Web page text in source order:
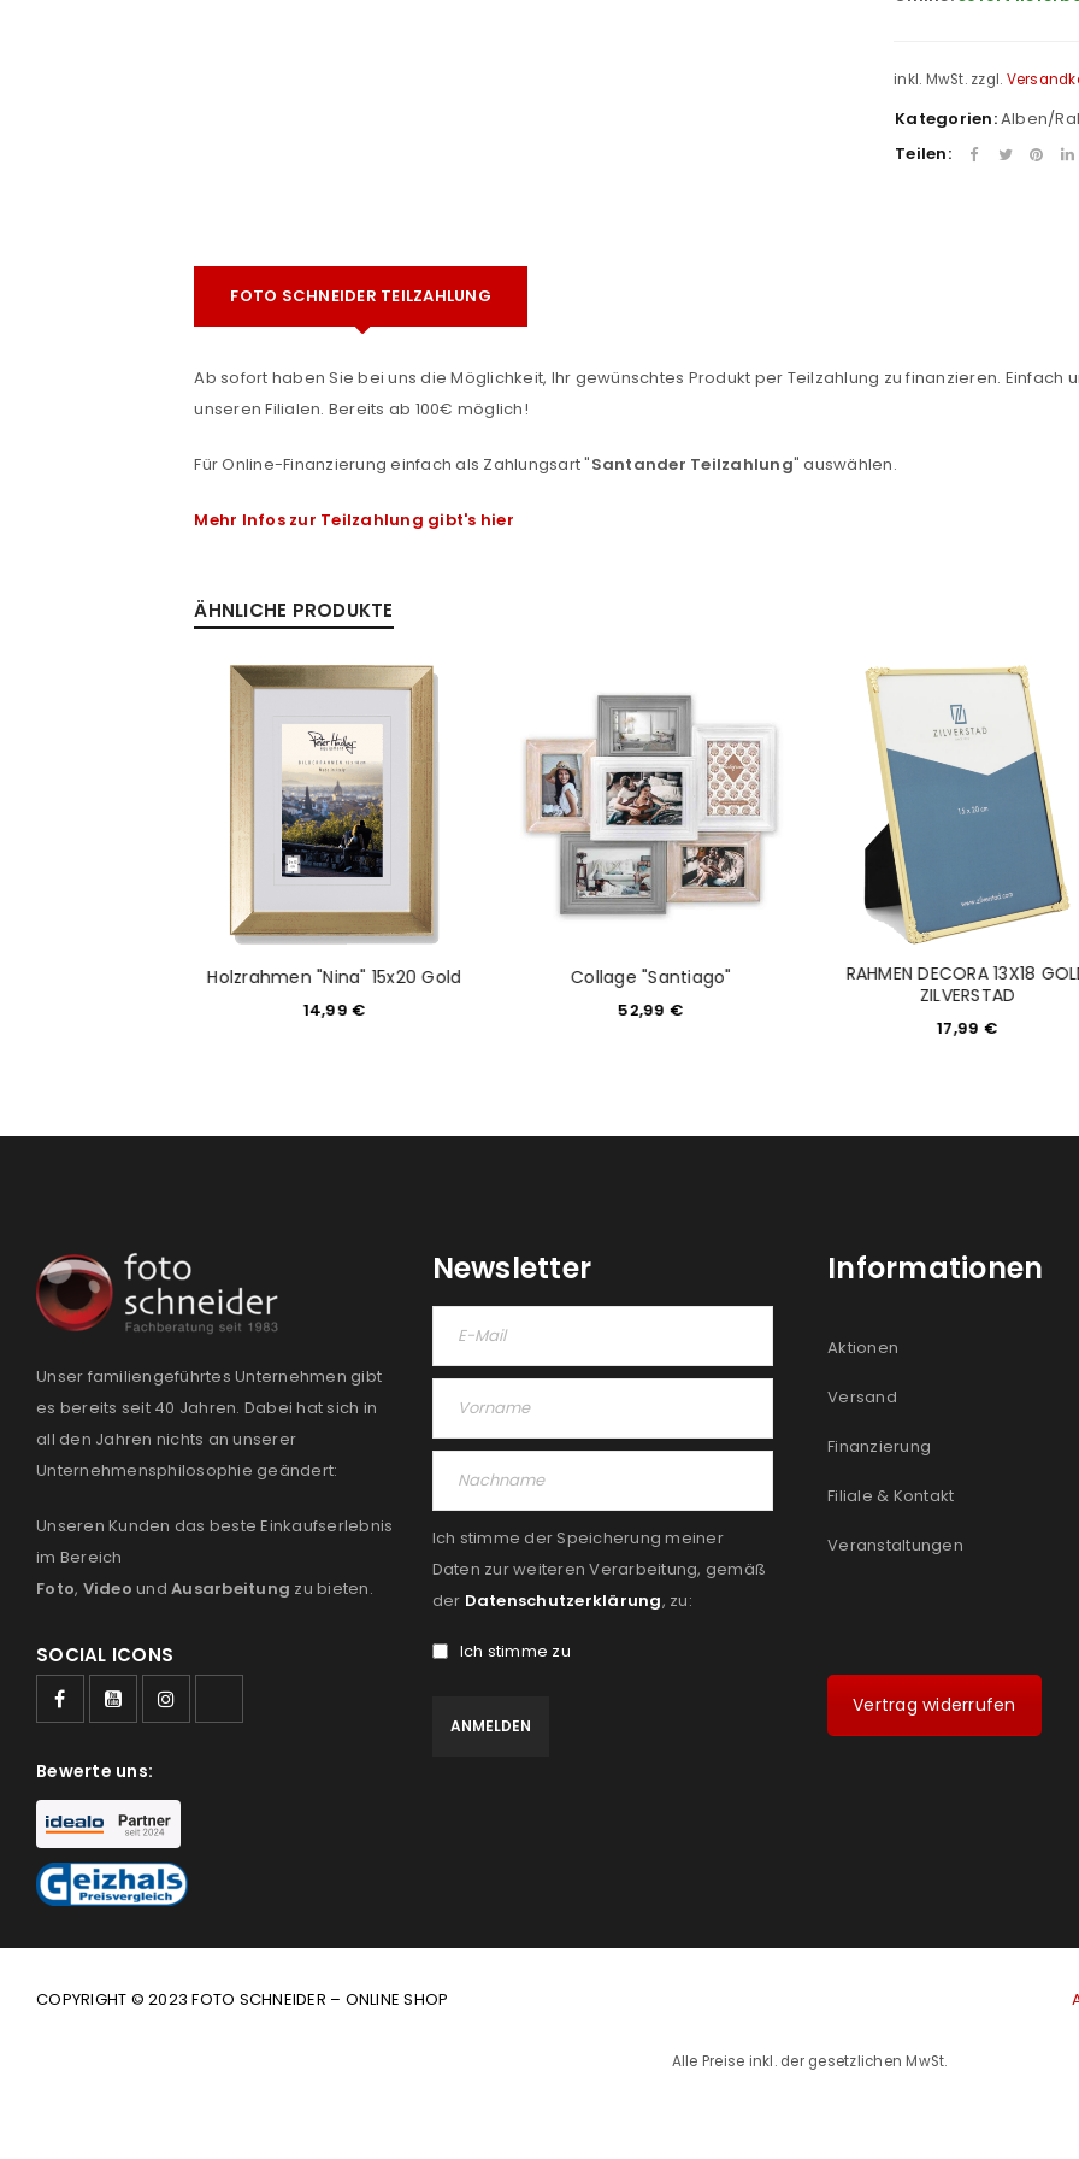
ANMELDEN
Benutzername oder E-Mail-Adresse
Anmeldeformular geschützt durch
ANMELDEN
PASSWORT VERGESSEN?
Ich stimme zu
Ja, ich möchte ein
Datenschutzerklärung
REGISTRIEREN
inkl. MwSt. zzgl.
Kategorien:Alben/
Teilen:
FOTO SCHNEIDER TEILZAHLUNG
Ab sofort haben Sie bei uns die Möglichkeit, Ihr gewünschtes Produkt per Teilzahlung zu finanzieren. Einfach
unseren Filialen. Bereits ab 100€ möglich!
Für Online-Finanzierung einfach als Zahlungsart "Santander Teilzahlung" auswählen.
Mehr Infos zur Teilzahlung gibt's hier
ÄHNLICHE PRODUKTE
Holzrahmen "Nina" 15x20 Gold
14,99 €
Collage "Santiago"
52,99 €
RAHMEN DECORA 13X18
ZILVERSTAD
17,99 €
Unser familiengeführtes Unternehmen gibt
es bereits seit 40 Jahren. Dabei hat sich in
all den Jahren nichts an unserer
Unternehmensphilosophie geändert:
Unseren Kunden das beste Einkaufserlebnis
im Bereich
Foto, Video und Ausarbeitung zu bieten.
SOCIAL ICONS
Bewerte uns:
Newsletter
Ich stimme der Speicherung meiner
Daten zur weiteren Verarbeitung, gemäß
der Datenschutzerklärung, zu:
Ich stimme zu
Informationen
Aktionen
Versand
Finanzierung
Filiale & Kontakt
Veranstaltungen
Vertrag widerrufen
COPYRIGHT © 2023 FOTO SCHNEIDER – ONLINE SHOP
Alle Preise inkl. der gesetzlichen MwSt.